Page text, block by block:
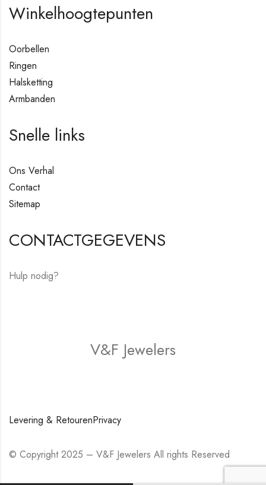
Winkelhoogtepunten
Oorbellen
Ringen
Halsketting
Armbanden
Snelle links
Ons Verhal
Contact
Sitemap
CONTACTGEGEVENS
Hulp nodig?
V&F Jewelers
Levering & RetourenPrivacy
© Copyright 2025 – V&F Jewelers All rights Reserved